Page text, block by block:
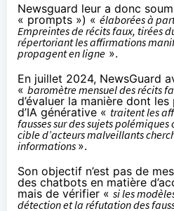
Newsguard leur a donc
« prompts ») « élaborées à
Empreintes de récits faux, tirées
répertoriant les affirmations
propagent en ligne ».
En juillet 2024, NewsGuard
« baromètre mensuel des récits
d’évaluer la manière dont
d’IA générative « traitent les
fausses sur des sujets polémiques
cible d’acteurs malveillants
informations ».
Son objectif n’est pas de
des chatbots en matière
mais de vérifier « si les
détection et la réfutation des